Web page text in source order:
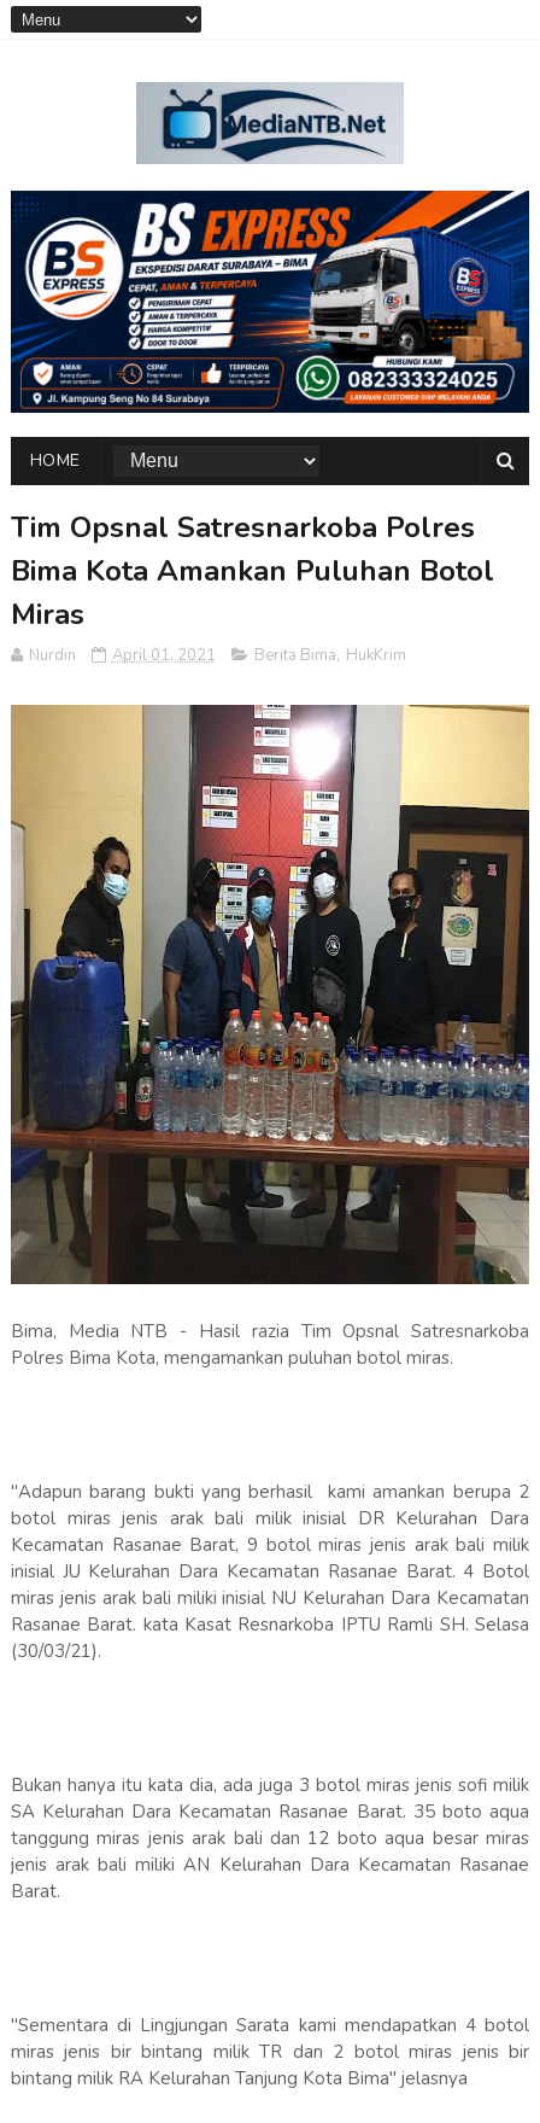
HOME
Tim Opsnal Satresnarkoba Polres
Bima Kota Amankan Puluhan Botol
Miras
Nurdin April 01, 2021 Berita Bima, HukKrim
Bima, Media NTB - Hasil razia Tim Opsnal Satresnarkoba
Polres Bima Kota, mengamankan puluhan botol miras.
"Adapun barang bukti yang berhasil kami amankan berupa 2
botol miras jenis arak bali milik inisial DR Kelurahan Dara
Kecamatan Rasanae Barat, 9 botol miras jenis arak bali milik
inisial JU Kelurahan Dara Kecamatan Rasanae Barat. 4 Botol
miras jenis arak bali miliki inisial NU Kelurahan Dara Kecamatan
Rasanae Barat. kata Kasat Resnarkoba IPTU Ramli SH. Selasa
(30/03/21).
Bukan hanya itu kata dia, ada juga 3 botol miras jenis sofi milik
SA Kelurahan Dara Kecamatan Rasanae Barat. 35 boto aqua
tanggung miras jenis arak bali dan 12 boto aqua besar miras
jenis arak bali miliki AN Kelurahan Dara Kecamatan Rasanae
Barat.
"Sementara di Lingjungan Sarata kami mendapatkan 4 botol
miras jenis bir bintang milik TR dan 2 botol miras jenis bir
bintang milik RA Kelurahan Tanjung Kota Bima" jelasnya